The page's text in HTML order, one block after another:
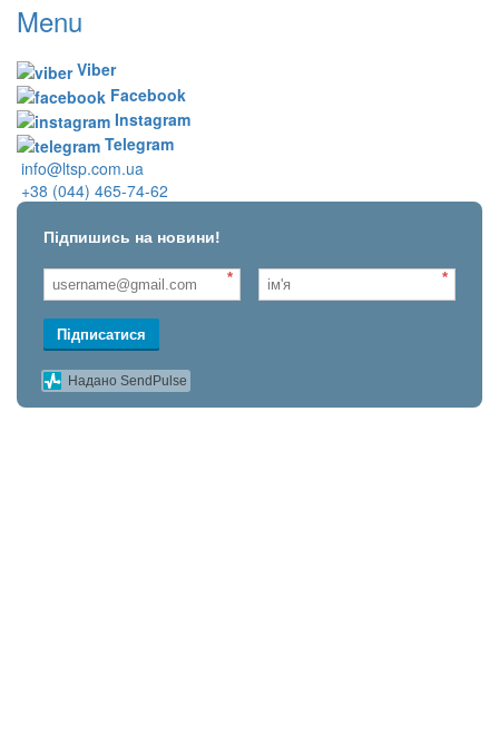
Menu
Viber
Facebook
Instagram
Telegram
info@ltsp.com.ua
+38 (044) 465-74-62
Підпишись на новини!
* *
Підписатися
Надано SendPulse